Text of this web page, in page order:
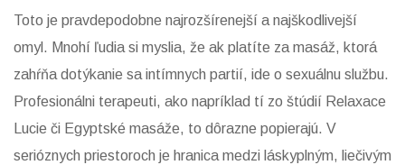
Toto je pravdepodobne najrozšírenejší a najškodlivejší
omyl. Mnohí ľudia si myslia, že ak platíte za masáž, ktorá
zahŕňa dotýkanie sa intímnych partií, ide o sexuálnu službu.
Profesionálni terapeuti, ako napríklad tí zo štúdií Relaxace
Lucie či Egyptské masáže, to dôrazne popierajú. V
serióznych priestoroch je hranica medzi láskyplným, liečivým